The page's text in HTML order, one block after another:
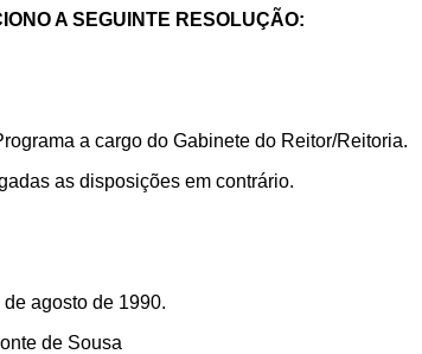
A SEGUINTE RESOLUÇÃO:
a cargo do Gabinete do Reitor/Reitoria.
as disposições em contrário.
de agosto de 1990.
de Sousa